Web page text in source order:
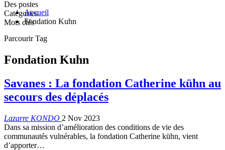
Des postes
Catégories
Mots clés
Accueil
Fondation Kuhn
Parcourir Tag
Fondation Kuhn
Savanes : La fondation Catherine kühn au
secours des déplacés
Lazarre KONDO 2 Nov 2023
Dans sa mission d’amélioration des conditions de vie des
communautés vulnérables, la fondation Catherine kühn, vient
d’apporter…